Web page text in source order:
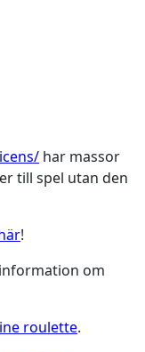
har massor
till spel utan den
!
om
roulette.